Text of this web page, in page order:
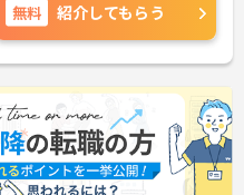
心して働けま
祝い金などの福
護職員を含む3名
とができ運転免
髪色やネイルも
い社風です。過
績（※2026年5月
備しているため
ャリアアップで
無料 紹介してもらう